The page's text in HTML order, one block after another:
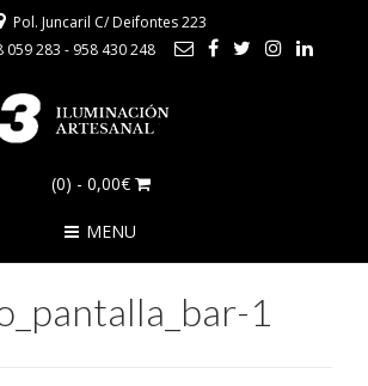
Pol. Juncaril C/ Deifontes 223
059 283 - 958 430 248
(0) - 0,00€
MENU
1